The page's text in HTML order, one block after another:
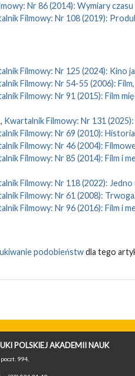
Nr 86 (2014): Wymiary czasu
Filmowy: Nr 108 (2019):
Filmowy: Nr 125 (2024): Kino
Filmowy: Nr 54-55 (2006):
Filmowy: Nr 91 (2015): Film
, Kwartalnik Filmowy: Nr 131
Filmowy: Nr 69 (2010):
Filmowy: Nr 46 (2004):
Filmowy: Nr 85 (2014): Film i
Filmowy: Nr 118 (2022): Jedno
Filmowy: Nr 61 (2008):
Filmowy: Nr 96 (2016): Film i
podobieństwdla tego
POLSKIEJ AKADEMII NAUK
994,